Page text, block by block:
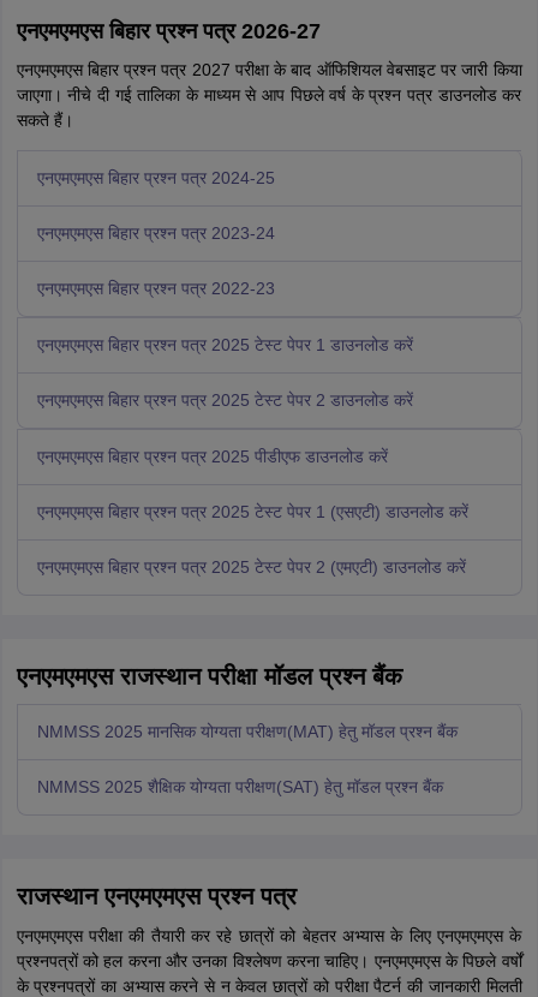
एनएमएमएस बिहार प्रश्न पत्र 2026-27
एनएमएमएस बिहार प्रश्न पत्र 2027 परीक्षा के बाद ऑफिशियल वेबसाइट पर जारी किया
जाएगा। नीचे दी गई तालिका के माध्यम से आप पिछले वर्ष के प्रश्न पत्र डाउनलोड कर
सकते हैं।
एनएमएमएस बिहार प्रश्न पत्र 2024-25
एनएमएमएस बिहार प्रश्न पत्र 2023-24
एनएमएमएस बिहार प्रश्न पत्र 2022-23
एनएमएमएस बिहार प्रश्न पत्र 2025 टेस्ट पेपर 1 डाउनलोड करें
एनएमएमएस बिहार प्रश्न पत्र 2025 टेस्ट पेपर 2 डाउनलोड करें
एनएमएमएस बिहार प्रश्न पत्र 2025 पीडीएफ डाउनलोड करें
एनएमएमएस बिहार प्रश्न पत्र 2025 टेस्ट पेपर 1 (एसएटी) डाउनलोड करें
एनएमएमएस बिहार प्रश्न पत्र 2025 टेस्ट पेपर 2 (एमएटी) डाउनलोड करें
एनएमएमएस राजस्थान परीक्षा मॉडल प्रश्न बैंक
NMMSS 2025 मानसिक योग्यता परीक्षण(MAT) हेतु मॉडल प्रश्न बैंक
NMMSS 2025 शैक्षिक योग्यता परीक्षण(SAT) हेतु मॉडल प्रश्न बैंक
राजस्थान एनएमएमएस प्रश्न पत्र
एनएमएमएस परीक्षा की तैयारी कर रहे छात्रों को बेहतर अभ्यास के लिए एनएमएमएस के
प्रश्नपत्रों को हल करना और उनका विश्लेषण करना चाहिए। एनएमएमएस के पिछले वर्षों
के प्रश्नपत्रों का अभ्यास करने से न केवल छात्रों को परीक्षा पैटर्न की जानकारी मिलती